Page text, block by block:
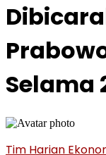
Selama
Tim Harian